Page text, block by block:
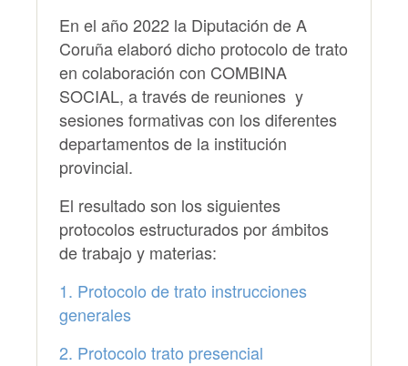
En el año 2022 la Diputación de A
Coruña elaboró dicho protocolo de trato
en colaboración con COMBINA
SOCIAL, a través de reuniones y
sesiones formativas con los diferentes
departamentos de la institución
provincial.
El resultado son los siguientes
protocolos estructurados por ámbitos
de trabajo y materias:
1. Protocolo de trato instrucciones
generales
2. Protocolo trato presencial